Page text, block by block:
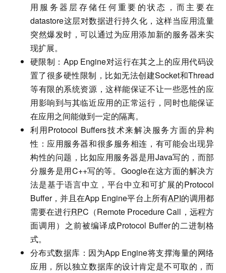
用服务器层存储任何重要的状态，而主要在
datastore这层对数据进行持久化，这样当应用流量
突然爆发时，可以通过为应用添加新的服务器来实
现扩展。
硬限制：App Engine对运行在其之上的应用代码设
置了很多硬性限制，比如无法创建Socket和Thread
等有限的系统资源，这样能保证不让一些恶性的应
用影响到与其临近应用的正常运行，同时也能保证
在应用之间能做到一定的隔离。
利用Protocol Buffers技术来解决服务方面的异构
性：应用服务器和很多服务相连，有可能会出现异
构性的问题，比如应用服务器是用Java写的，而部
分服务是用C++写的等。Google在这方面的解决方
法是基于语言中立，平台中立和可扩展的Protocol
Buffer，并且在App Engine平台上所有API的调用都
需要在进行RPC （Remote Procedure Call，远程方
面调用）之前被编译成Protocol Buffer的二进制格
式。
分布式数据库：因为App Engine将支撑海量的网络
应用，所以独立数据库的设计肯定是不可取的，而